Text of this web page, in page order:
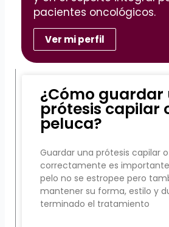
pacientes oncológicos.
Ver mi perfil
¿Cómo guardar
prótesis capilar
peluca?
Guardar una prótesis capilar
correctamente es
pelo no se estropee pero
mantener su forma, estilo y
terminado el tratamiento